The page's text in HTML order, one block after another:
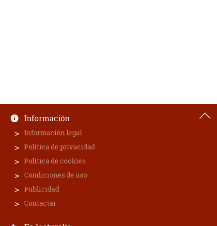
Información
Información legal
Política de privacidad
Política de cookies
Condiciones de uso
Publicidad
Contactar